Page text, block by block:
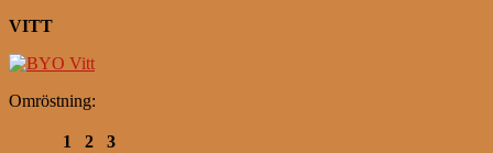
VITT
Omröstning:
1 2
3